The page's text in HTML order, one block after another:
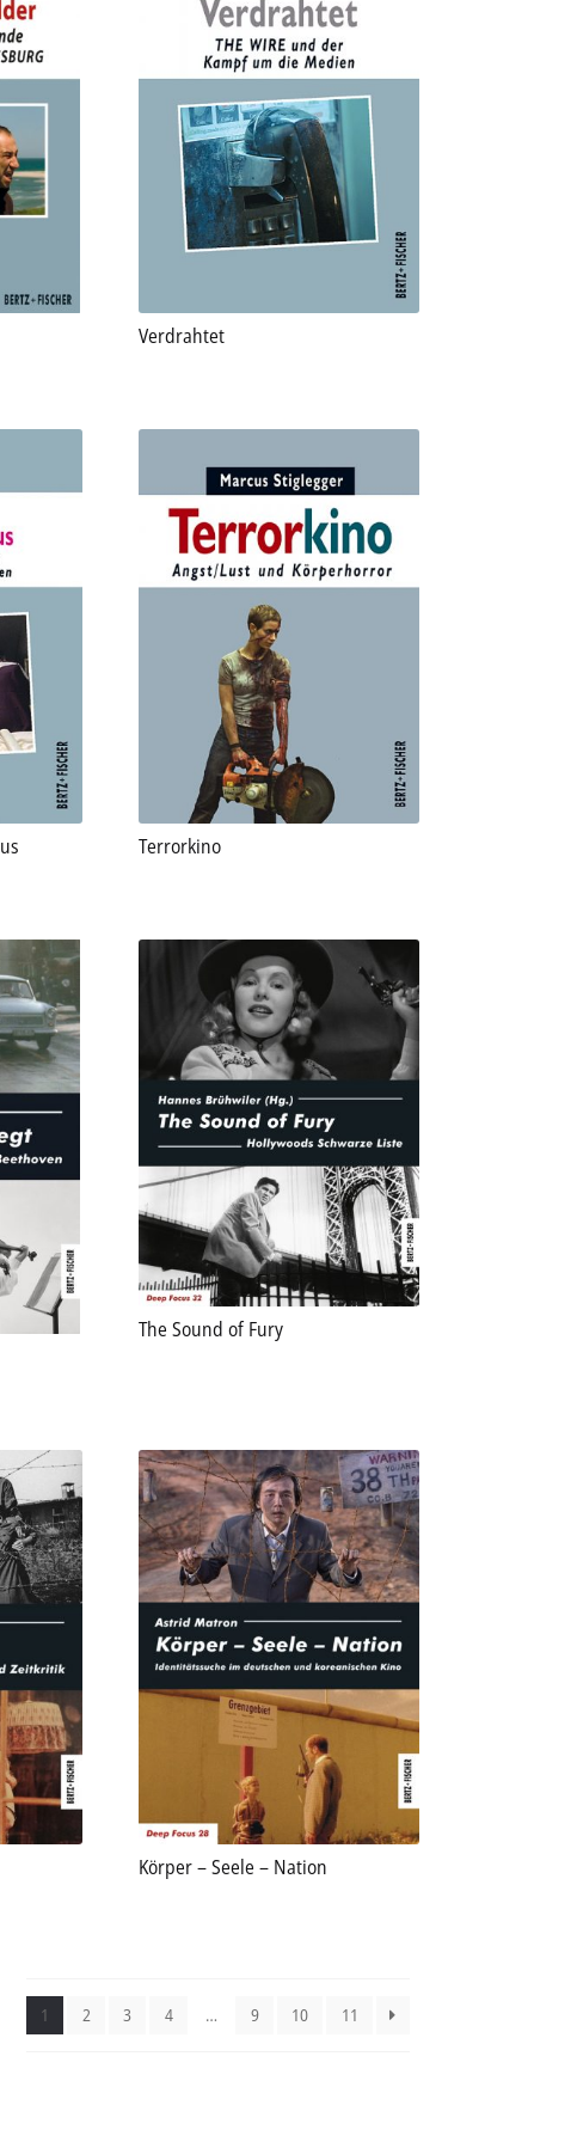
Verdrahtet
Terrorkino
The Sound of Fury
Körper – Seele – Nation
1 2 3 4 … 9 10 11